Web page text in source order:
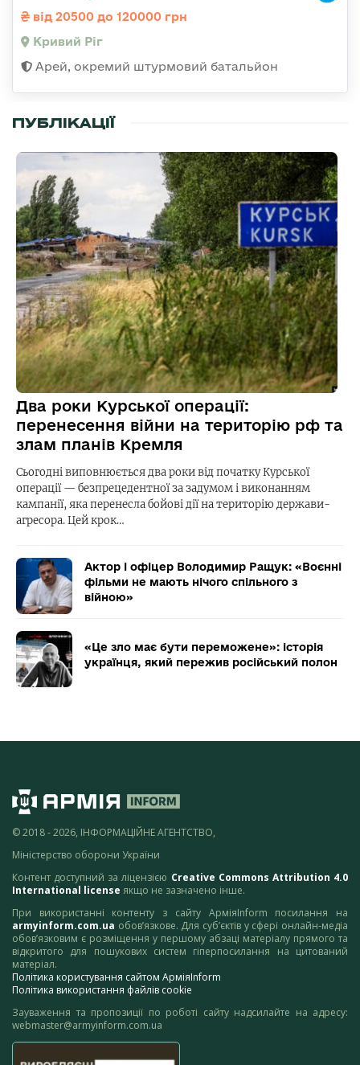
від 20500 до 120000 грн
Кривий Ріг
Арей, окремий штурмовий батальйон
ПУБЛІКАЦІЇ
Два роки Курської операції:
перенесення війни на територію рф та
злам планів Кремля
Сьогодні виповнюється два роки від початку Курської
операції — безпрецедентної за задумом і виконанням
кампанії, яка перенесла бойові дії на територію держави-
агресора. Цей крок…
Актор і офіцер Володимир Ращук: «Воєнні
фільми не мають нічого спільного з
війною»
«Це зло має бути переможене»: історія
українця, який пережив російський полон
© 2018 - 2026, ІНФОРМАЦІЙНЕ АГЕНТСТВО,
Міністерство оборони України
Контент доступний за ліцензією Creative Commons Attribution 4.0
International license якщо не зазначено інше.
При використанні контенту з сайту АрміяInform посилання на
armyinform.com.ua обов’язкове. Для суб’єктів у сфері онлайн-медіа
обов’язковим є розміщення у першому абзаці матеріалу прямого та
відкритого для пошукових систем гіперпосилання на цитований
матеріал.
Політика користування сайтом АрміяInform
Політика використання файлів cookie
Зауваження та пропозиції по роботі сайту надсилайте на адресу:
webmaster@armyinform.com.ua